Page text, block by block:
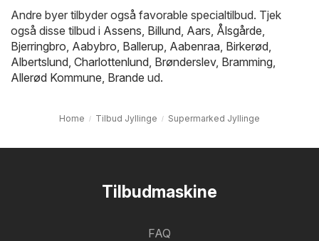
Andre byer tilbyder også favorable specialtilbud. Tjek
også disse tilbud i Assens Billund Aars Ålsgårde
Bjerringbro Aabybro Ballerup Aabenraa Birkerød
Albertslund Charlottenlund Brønderslev, Bramming
Allerød Kommune Brande ud.
Home Tilbud Jyllinge Supermarked Jyllinge
Tilbudmaskine
FAQ